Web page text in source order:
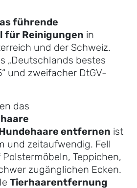
führende
für Reinigungen in
und der Schweiz.
„Deutschlands bestes
und zweifacher DtGV-
das
entfernen ist
und zeitaufwendig. Fell
Teppichen,
zugänglichen Ecken.
Tierhaarentfernung